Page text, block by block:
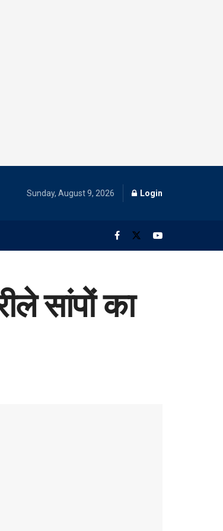
Sunday, August 9, 2026 Login
सांपों का